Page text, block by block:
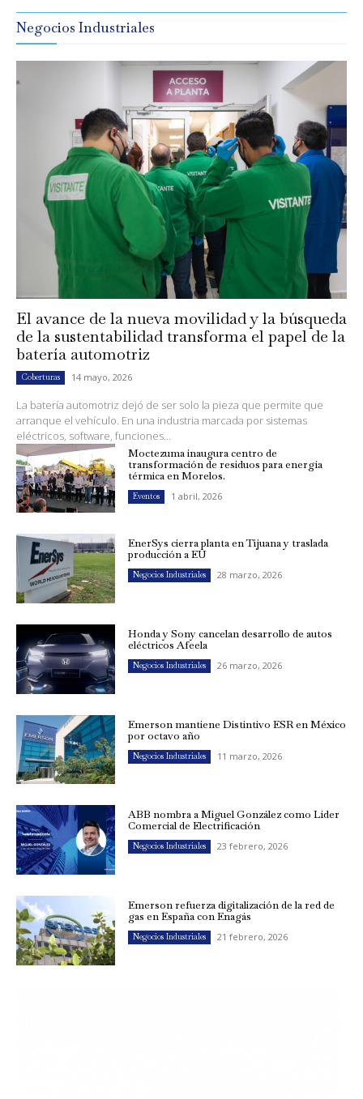
Negocios Industriales
El avance de la nueva movilidad y la búsqueda
de la sustentabilidad transforma el papel de la
batería automotriz
Coberturas 14 mayo, 2026
La batería automotriz dejó de ser solo la pieza que permite que
arranque el vehículo. En una industria marcada por sistemas
eléctricos, software, funciones...
Moctezuma inaugura centro de
transformación de residuos para energía
térmica en Morelos.
Eventos 1 abril, 2026
EnerSys cierra planta en Tijuana y traslada
producción a EU
Negocios Industriales 28 marzo, 2026
Honda y Sony cancelan desarrollo de autos
eléctricos Afeela
Negocios Industriales 26 marzo, 2026
Emerson mantiene Distintivo ESR en México
por octavo año
Negocios Industriales 11 marzo, 2026
ABB nombra a Miguel González como Líder
Comercial de Electrificación
Negocios Industriales 23 febrero, 2026
Emerson refuerza digitalización de la red de
gas en España con Enagás
Negocios Industriales 21 febrero, 2026